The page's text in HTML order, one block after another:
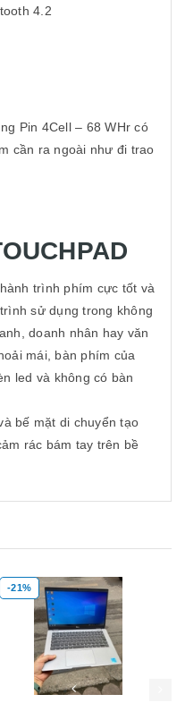
4.2
Pin 4Cell – 68 WHr có
cần ra ngoài như đi trao
trình phím cực tốt và
sử dụng trong không
doanh nhân hay văn
mái, bàn phím của
led và không có bàn
bế mặt di chuyển tạo
rác bám tay trên bề
-21%